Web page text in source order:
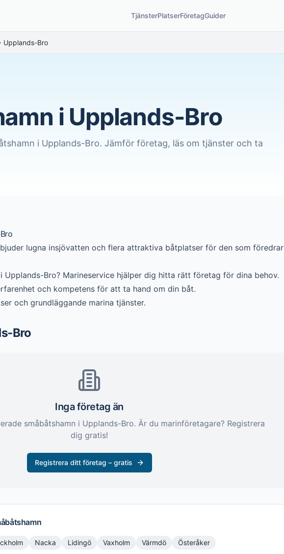
TjänsterPlatserFöretagGuider
Upplands-Bro
i Upplands-Bro
i Upplands-Bro. Jämför företag, läs om tjänster och ta
lugna insjövatten och flera attraktiva båtplatser för den som föredrar
i Upplands-Bro? Marineservice hjälper dig hitta rätt företag för dina behov.
och kompetens för att ta hand om din båt.
och grundläggande marina tjänster.
Bro
Inga företag än
småbåtshamn i Upplands-Bro. Är du marinföretagare? Registrera
dig gratis!
Registrera ditt företag – gratis
Nacka Lidingö Vaxholm Värmdö Österåker